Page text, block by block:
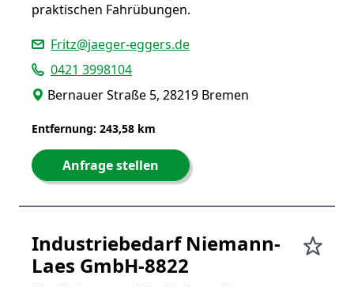
praktischen Fahrübungen.
Fritz@jaeger-eggers.de
0421 3998104
Bernauer Straße 5, 28219 Bremen
Entfernung: 243,58 km
Anfrage stellen
Industriebedarf Niemann-
Laes GmbH-8822